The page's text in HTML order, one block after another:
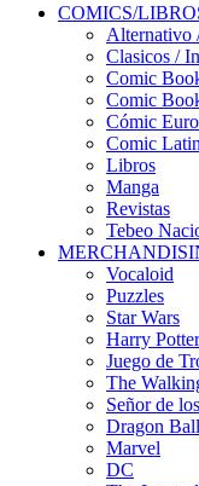
COMICS/
Alternativo
Clasicos /
Comic
Comic
Cómic
Comic
Libros
Manga
Revistas
Tebeo
Vocaloid
Puzzles
Star Wars
Harry Potter
Juego de
The
Señor de
Dragon Ball
Marvel
DC